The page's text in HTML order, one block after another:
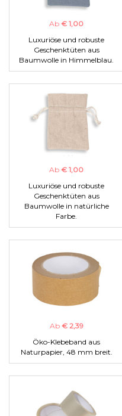
Ab € 1,00
Luxuriöse und robuste
Geschenktüten aus
Baumwolle in Himmelblau.
Ab € 1,00
Luxuriöse und robuste
Geschenktüten aus
Baumwolle in natürliche
Farbe.
Ab € 2,39
Öko-Klebeband aus
Naturpapier, 48 mm breit.